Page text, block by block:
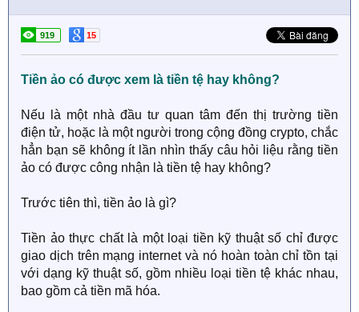
919 15
Tiền ảo có được xem là tiền tệ hay không?
Nếu là một nhà đầu tư quan tâm đến thị trường tiền
điện tử, hoặc là một người trong cộng đồng crypto, chắc
hẳn bạn sẽ không ít lần nhìn thấy câu hỏi liệu rằng tiền
ảo có được công nhận là tiền tệ hay không?
Trước tiên thì, tiền ảo là gì?
Tiền ảo thực chất là một loại tiền kỹ thuật số chỉ được
giao dịch trên mạng internet và nó hoàn toàn chỉ tồn tại
với dạng kỹ thuật số, gồm nhiều loại tiền tệ khác nhau,
bao gồm cả tiền mã hóa.